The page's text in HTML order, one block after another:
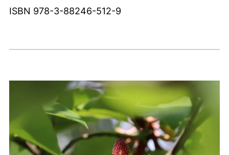
ISBN 978-3-88246-512-9